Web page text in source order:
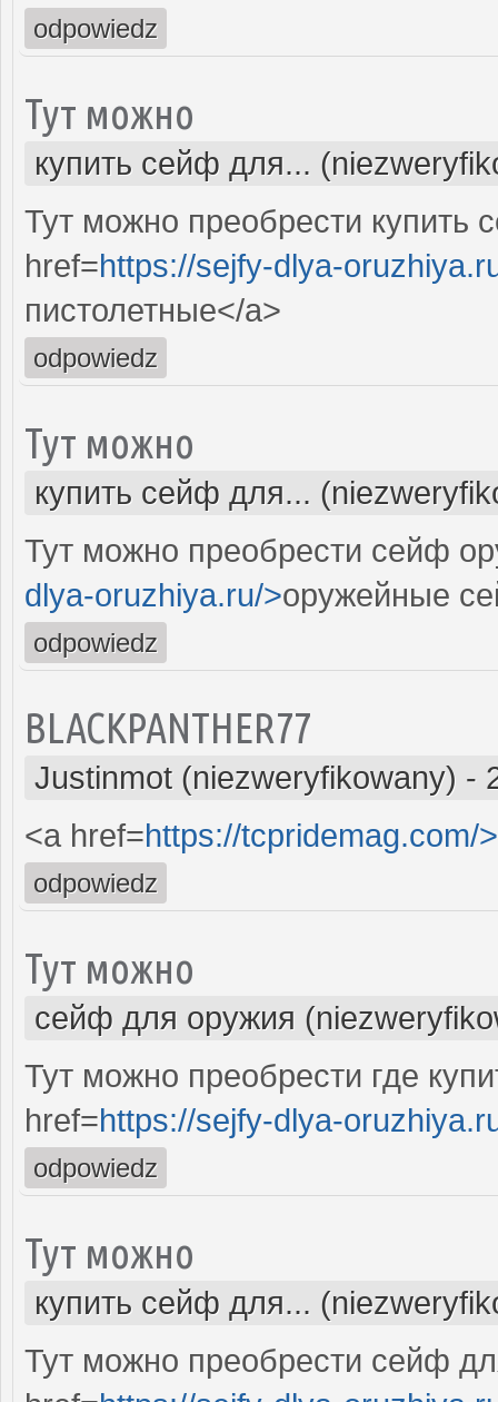
odpowiedz
Тут можно
купить сейф для...
Тут можно преобрести купить
href=https://sejfy-dlya-
пистолетные</a>
odpowiedz
Тут можно
купить сейф для...
Тут можно преобрести сейф
dlya-oruzhiya.ru/>оружейные
odpowiedz
BLACKPANTHER77
Justinmot (niezweryfikowany) -
<a href=https://tcpridemag.com/
odpowiedz
Тут можно
сейф для оружия
Тут можно преобрести где
href=https://sejfy-dlya-
odpowiedz
Тут можно
купить сейф для...
Тут можно преобрести сейф